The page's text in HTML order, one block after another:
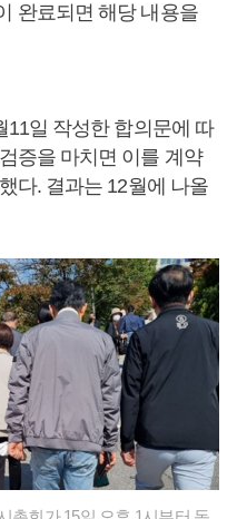
완료되면 해당 내용을
일 작성한 합의문에 따
증을 마치면 이를 계약
다. 결과는 12월에 나올